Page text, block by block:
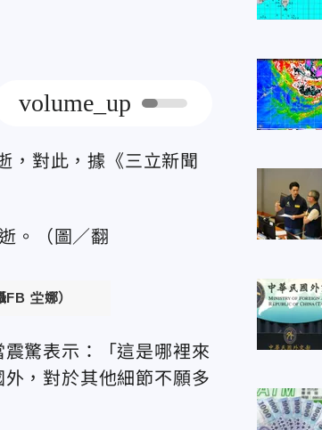
volume_up
，對此，據《三立新聞
坣娜）
驚表示：「這是哪裡來
，對於其他細節不願多